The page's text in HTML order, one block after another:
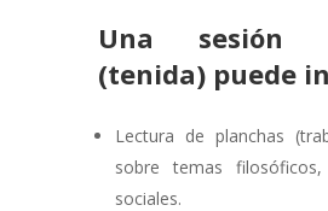
Una sesión
(tenida) puede
Lectura de planchas
sobre temas
sociales.